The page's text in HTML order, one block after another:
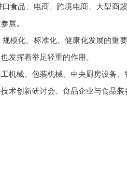
食品、电商、跨境电商、大型商
展。
模化、标准化、健康化发展的重
发挥着举足轻重的作用。
机械、包装机械、中央厨房设备、
术创新研讨会、食品企业与食品装